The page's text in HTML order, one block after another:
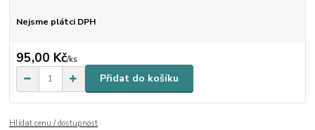
Nejsme plátci DPH
95,00 Kč/ks
Přidat do košíku
Hlídat cenu / dostupnost